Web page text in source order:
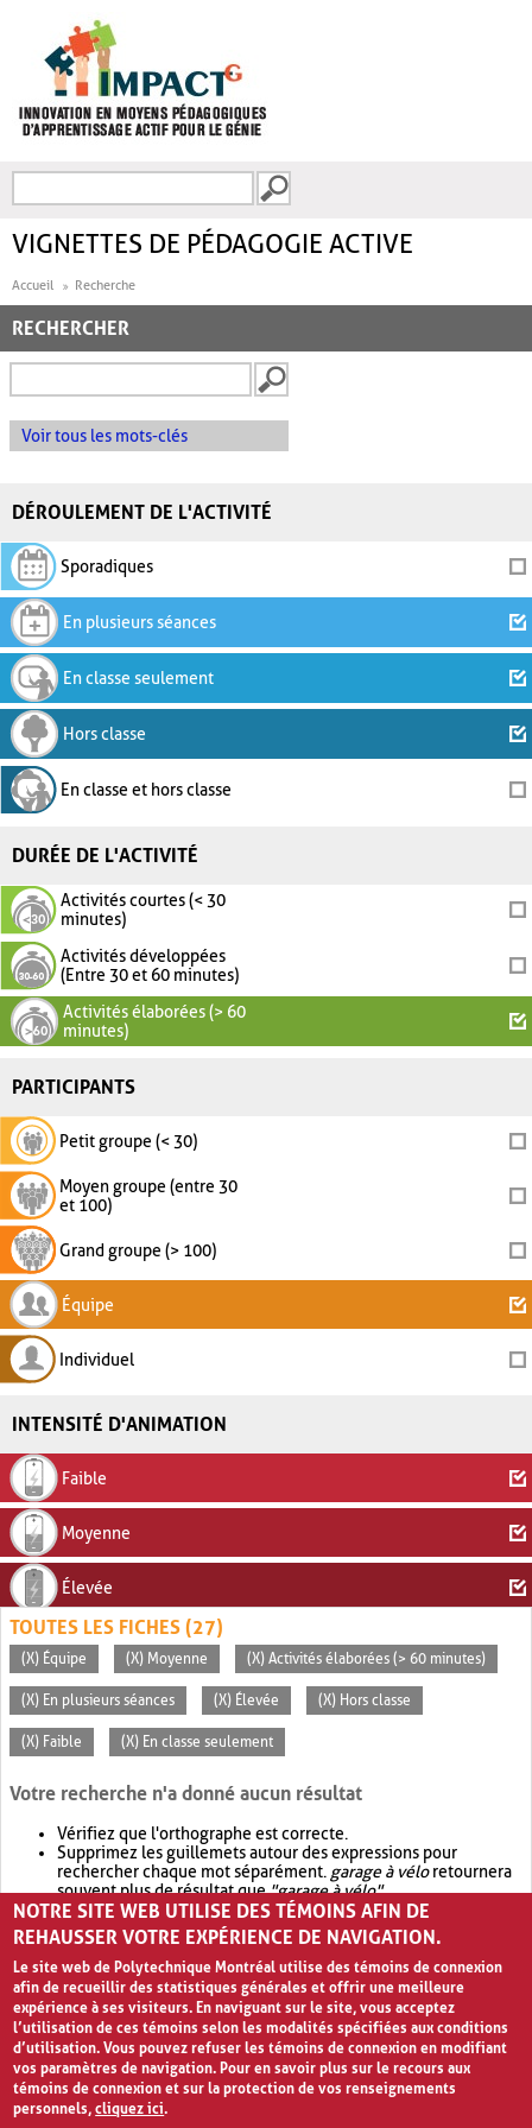
FORMULAIRE DE
VIGNETTES DE PÉDAGOGIE ACTIVE
Accueil Recherche
RECHERCHER
Voir tous les mots-clés
DÉROULEMENT DE L'ACTIVITÉ
Sporadiques
En plusieurs séances
En classe seulement
Hors classe
En classe et hors classe
DURÉE DE L'ACTIVITÉ
Activités courtes (< 30
minutes)
Activités développées
(Entre 30 et 60 minutes)
Activités élaborées (> 60
minutes)
PARTICIPANTS
Petit groupe (< 30)
Moyen groupe (entre 30
et 100)
Grand groupe (> 100)
Équipe
Individuel
INTENSITÉ D'ANIMATION
Faible
Moyenne
Élevée
TOUTES LES FICHES (27)
(X) Équipe (X) Moyenne (X) Activités élaborées (> 60 minutes)
(X) En plusieurs séances (X) Élevée (X) Hors classe
(X) Faible (X) En classe seulement
Votre recherche n'a donné aucun résultat
Vérifiez que l'orthographe est correcte.
Supprimez les guillemets autour des expressions pour
rechercher chaque mot séparément. garage à véloretournera
souvent plus de résultat que"garage à vélo".
Envisagez d'élargir votre recherche avec OR.garage OR vélo
retournera souvent plus de résultat quegarage à vélo
NOTRE SITE WEB UTILISE DES TÉMOINS AFIN DE
REHAUSSER VOTRE EXPÉRIENCE DE NAVIGATION.
Le site web de Polytechnique Montréal utilise des témoins de connexion
afin de recueillir des statistiques générales et offrir une meilleure
expérience à ses visiteurs. En naviguant sur le site, vous acceptez
l’utilisation de ces témoins selon les modalités spécifiées aux conditions
d’utilisation. Vous pouvez refuser les témoins de connexion en modifiant
vos paramètres de navigation. Pour en savoir plus sur le recours aux
témoins de connexion et sur la protection de vos renseignements
personnels,cliquez ici.